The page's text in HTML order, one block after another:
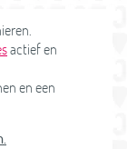
actief en
en een